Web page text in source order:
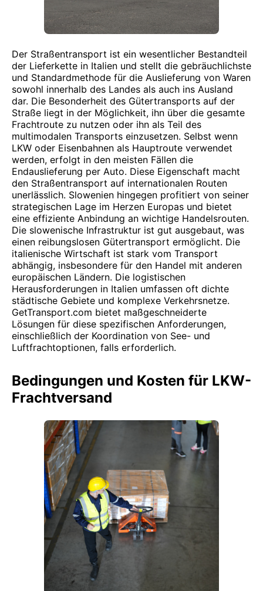
Der Straßentransport ist ein wesentlicher Bestandteil
der Lieferkette in Italien und stellt die gebräuchlichste
und Standardmethode für die Auslieferung von Waren
sowohl innerhalb des Landes als auch ins Ausland
dar. Die Besonderheit des Gütertransports auf der
Straße liegt in der Möglichkeit, ihn über die gesamte
Frachtroute zu nutzen oder ihn als Teil des
multimodalen Transports einzusetzen. Selbst wenn
LKW oder Eisenbahnen als Hauptroute verwendet
werden, erfolgt in den meisten Fällen die
Endauslieferung per Auto. Diese Eigenschaft macht
den Straßentransport auf internationalen Routen
unerlässlich. Slowenien hingegen profitiert von seiner
strategischen Lage im Herzen Europas und bietet
eine effiziente Anbindung an wichtige Handelsrouten.
Die slowenische Infrastruktur ist gut ausgebaut, was
einen reibungslosen Gütertransport ermöglicht. Die
italienische Wirtschaft ist stark vom Transport
abhängig, insbesondere für den Handel mit anderen
europäischen Ländern. Die logistischen
Herausforderungen in Italien umfassen oft dichte
städtische Gebiete und komplexe Verkehrsnetze.
GetTransport.com bietet maßgeschneiderte
Lösungen für diese spezifischen Anforderungen,
einschließlich der Koordination von See- und
Luftfrachtoptionen, falls erforderlich.
Bedingungen und Kosten für LKW-
Frachtversand